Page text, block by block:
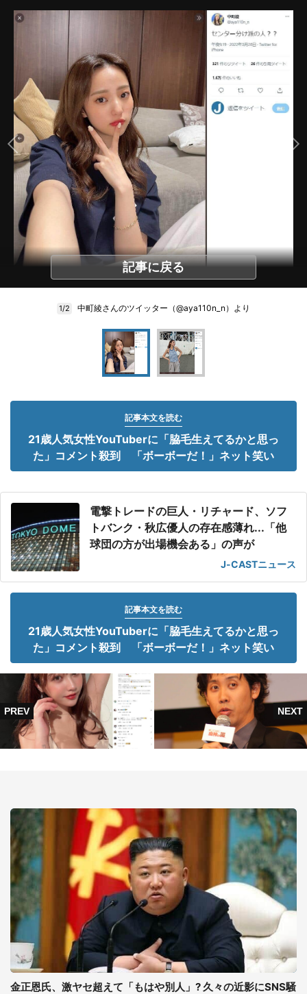
記事に戻る
1/2 中町綾さんのツイッター（@aya110n_n）より
記事本文を読む
21歳人気女性YouTuberに「脇毛生えてるかと思っ
た」コメント殺到 「ボーボーだ！」ネット笑い
電撃トレードの巨人・リチャード、ソフ
トバンク・秋広優人の存在感薄れ...「他
球団の方が出場機会ある」の声が
J-CASTニュース
記事本文を読む
21歳人気女性YouTuberに「脇毛生えてるかと思っ
た」コメント殺到 「ボーボーだ！」ネット笑い
金正恩氏、激ヤセ超えて「もはや別人」? 久々の近影にSNS騒